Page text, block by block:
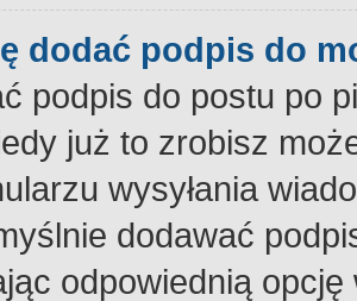
dodać podpis do
podpis do postu po
już to zrobisz
wysyłania
dodawać
odpowiednią